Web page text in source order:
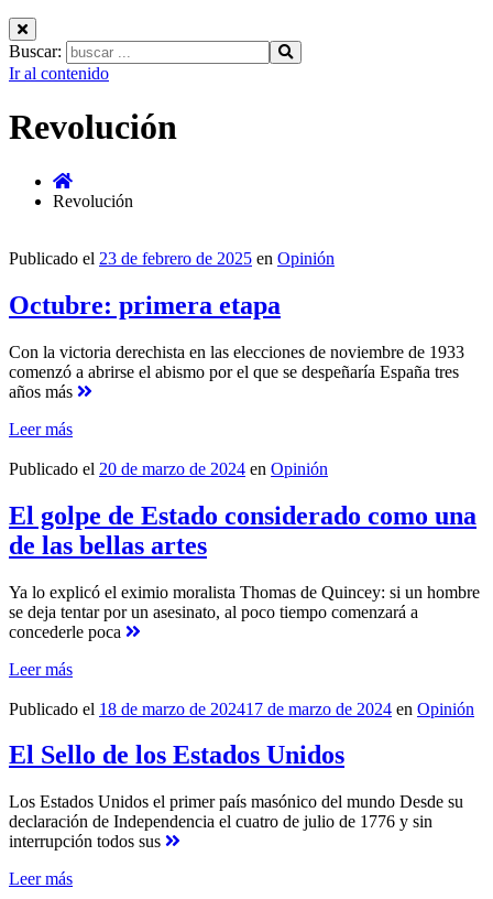
Buscar:
Ir al contenido
Revolución
Revolución
Publicado el 23 de febrero de 2025 en Opinión
Octubre: primera etapa
Con la victoria derechista en las elecciones de noviembre de 1933
comenzó a abrirse el abismo por el que se despeñaría España tres
años más
Leer más
Publicado el 20 de marzo de 2024 en Opinión
El golpe de Estado considerado como una
de las bellas artes
Ya lo explicó el eximio moralista Thomas de Quincey: si un hombre
se deja tentar por un asesinato, al poco tiempo comenzará a
concederle poca
Leer más
Publicado el 18 de marzo de 202417 de marzo de 2024 en Opinión
El Sello de los Estados Unidos
Los Estados Unidos el primer país masónico del mundo Desde su
declaración de Independencia el cuatro de julio de 1776 y sin
interrupción todos sus
Leer más